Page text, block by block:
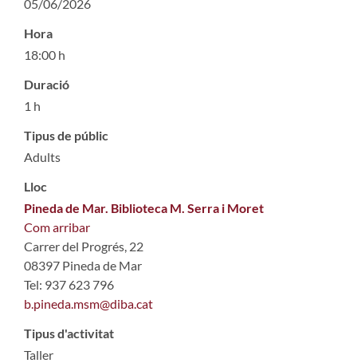
05/06/2026
Hora
18:00 h
Duració
1 h
Tipus de públic
Adults
Lloc
Pineda de Mar. Biblioteca M. Serra i Moret
Com arribar
Carrer del Progrés, 22
08397 Pineda de Mar
Tel: 937 623 796
b.pineda.msm@diba.cat
Tipus d'activitat
Taller